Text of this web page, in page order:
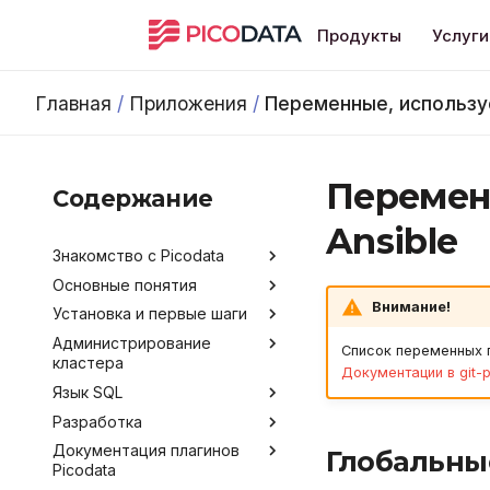
Продукты Услуги
Главная / Приложения / Переменные,
Содержание
Знакомство с Picodata
Общее описание продукта
Преимущества Picodata
Сценарии использования
Picodata
Обратная связь и
получение помощи
Версионирование
Основные понятия
Типы таблиц
Синхронная репликация
Установка и первые шаги
Установка Picodata
Запуск Picodata
Создание кластера
Добавление узлов
Удаление узлов
Администрирование
кластера
Конфигурирование
Обзор методов
Аргументы командной
Мониторинг
Получение данных о
кластере
Развертывание кластера
через Ansible
Язык SQL
Команды и термины SQL
Data Control Language
Data Definition Language
Разработка
Инструментарий
разработчика
Документация плагинов
Picodata
Ansible
Внимание!
Список переменных
Документации в git-